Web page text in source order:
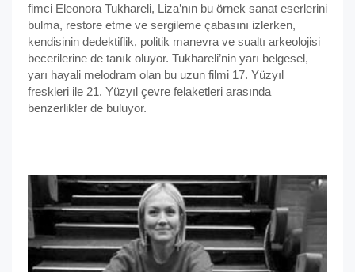
fimci Eleonora Tukhareli, Liza’nın bu örnek sanat eserlerini
bulma, restore etme ve sergileme çabasını izlerken,
kendisinin dedektiflik, politik manevra ve sualtı arkeolojisi
becerilerine de tanık oluyor. Tukhareli’nin yarı belgesel,
yarı hayali melodram olan bu uzun filmi 17. Yüzyıl
freskleri ile 21. Yüzyıl çevre felaketleri arasında
benzerlikler de buluyor.